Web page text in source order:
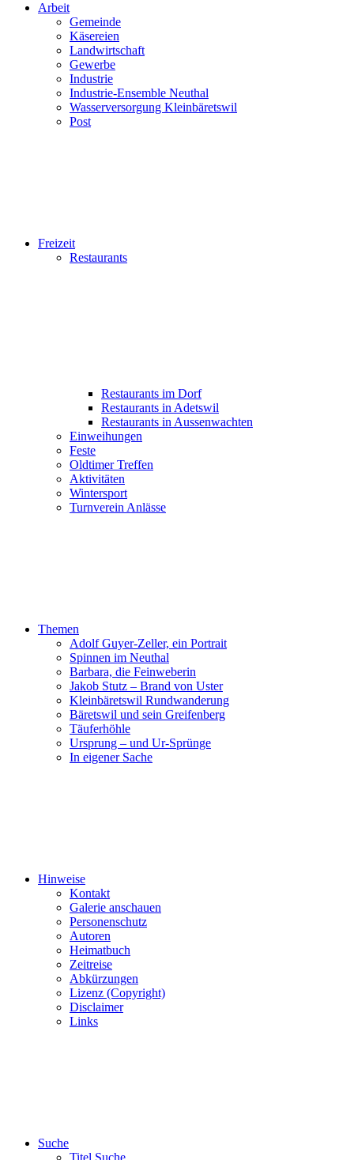
Arbeit
Gemeinde
Käsereien
Landwirtschaft
Gewerbe
Industrie
Industrie-Ensemble Neuthal
Wasserversorgung Kleinbäretswil
Post
Freizeit
Restaurants
Restaurants im Dorf
Restaurants in Adetswil
Restaurants in Aussenwachten
Einweihungen
Feste
Oldtimer Treffen
Aktivitäten
Wintersport
Turnverein Anlässe
Themen
Adolf Guyer-Zeller, ein Portrait
Spinnen im Neuthal
Barbara, die Feinweberin
Jakob Stutz – Brand von Uster
Kleinbäretswil Rundwanderung
Bäretswil und sein Greifenberg
Täuferhöhle
Ursprung – und Ur-Sprünge
In eigener Sache
Hinweise
Kontakt
Galerie anschauen
Personenschutz
Autoren
Heimatbuch
Zeitreise
Abkürzungen
Lizenz (Copyright)
Disclaimer
Links
Suche
Titel Suche